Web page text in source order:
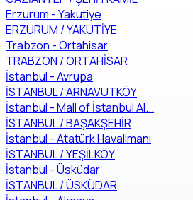
Erzurum - Yakutiye
ERZURUM / YAKUTİYE
Trabzon - Ortahisar
TRABZON / ORTAHİSAR
İstanbul - Avrupa
İSTANBUL / ARNAVUTKÖY
İstanbul - Mall of İstanbul Al...
İSTANBUL / BAŞAKŞEHİR
İstanbul - Atatürk Havalimanı
İSTANBUL / YEŞİLKÖY
İstanbul - Üsküdar
İSTANBUL / ÜSKÜDAR